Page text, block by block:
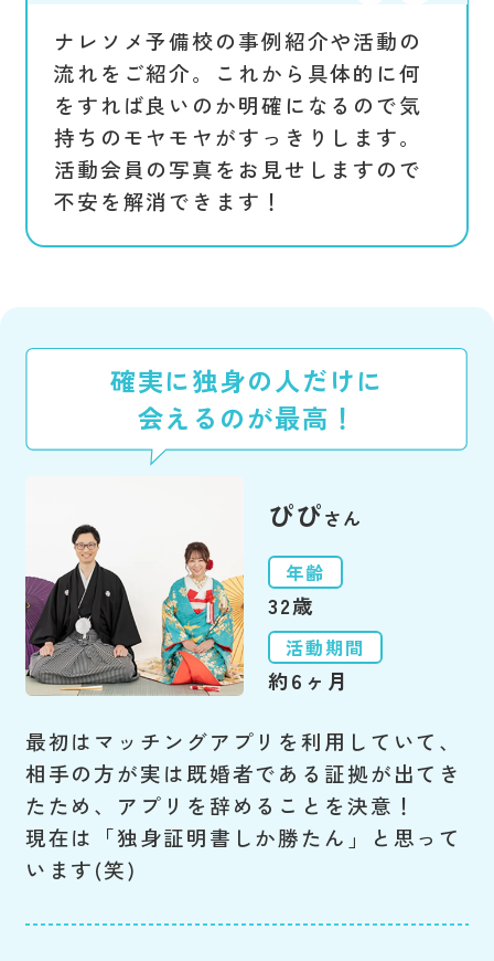
ナレソメ予備校の事例紹介や活動の
流れをご紹介。これから具体的に何
をすれば良いのか明確になるので気
持ちのモヤモヤがすっきりします。
活動会員の写真をお見せしますので
不安を解消できます！
確実に独身の人だけに
会えるのが最高！
ぴぴさん
年齢
32歳
活動期間
約6ヶ月
最初はマッチングアプリを利用していて、
相手の方が実は既婚者である証拠が出てき
たため、アプリを辞めることを決意！
現在は「独身証明書しか勝たん」と思って
います(笑)